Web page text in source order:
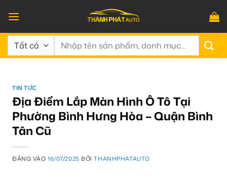
qua
nội
dung
Tìm
TIN TỨC
Địa Điểm Lắp Màn Hình Ô Tô Tại
Phường Bình Hưng Hòa – Quận Bình
Tân Cũ
ĐĂNG VÀO16/07/2025 BỞITHANHPHATAUTO